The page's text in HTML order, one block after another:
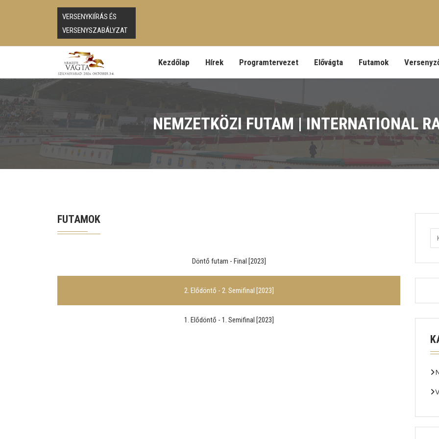
VERSENYKIÍRÁS ÉS
VERSENYSZABÁLYZAT
Kezdőlap Hírek Programtervezet Elővágta Futamok
NEMZETKÖZI FUTAM | INTERNATIONAL
FUTAMOK
Döntő futam - Final [2023]
2. Elődöntő - 2. Semifinal [2023]
1. Elődöntő - 1. Semifinal [2023]